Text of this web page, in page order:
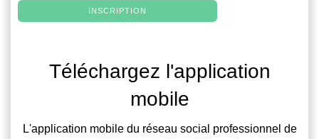
INSCRIPTION
Téléchargez l'application
mobile
L'application mobile du réseau social professionnel de